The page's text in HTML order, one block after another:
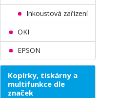
Inkoustová zařízení
OKI
EPSON
Kopírky, tiskárny a
multifunkce dle
značek